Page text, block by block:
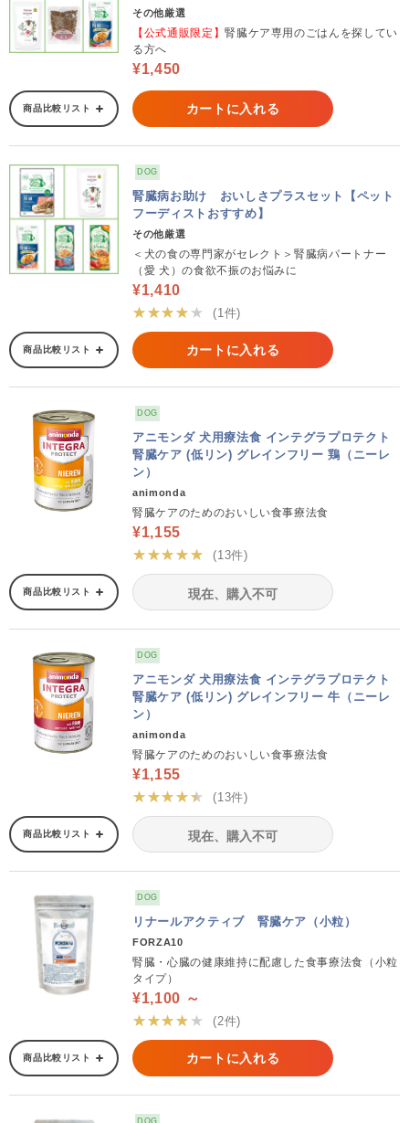
その他厳選
【公式通販限定】腎臓ケア専用のごはんを探してい
る方へ
¥1,450
商品比較リスト カートに入れる
DOG
腎臓病お助け おいしさプラスセット【ペット
フーディストおすすめ】
その他厳選
＜犬の食の専門家がセレクト＞腎臓病パートナー
（愛 犬）の食欲不振のお悩みに
¥1,410
★★★★★
(1件)
商品比較リスト カートに入れる
DOG
アニモンダ 犬用療法食 インテグラプロテクト
腎臓ケア (低リン) グレインフリー 鶏（ニーレ
ン）
animonda
腎臓ケアのためのおいしい食事療法食
¥1,155
★★★★★
(13件)
商品比較リスト 現在、購入不可
DOG
アニモンダ 犬用療法食 インテグラプロテクト
腎臓ケア (低リン) グレインフリー 牛（ニーレ
ン）
animonda
腎臓ケアのためのおいしい食事療法食
¥1,155
★★★★★
(13件)
商品比較リスト 現在、購入不可
DOG
リナールアクティブ 腎臓ケア（小粒）
FORZA10
腎臓・心臓の健康維持に配慮した食事療法食（小粒
タイプ）
¥1,100 ～
★★★★★
(2件)
商品比較リスト カートに入れる
DOG